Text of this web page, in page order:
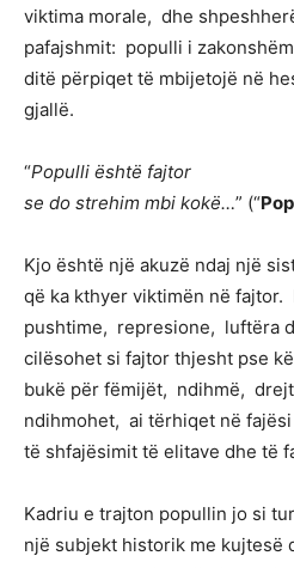
viktima morale, dhe
pafajshmit: populli i
ditë përpiqet të mbijetojë në
gjallë.
“Populli është fajtor
se do strehim mbi kokë…” (“
Kjo është një akuzë ndaj një
që ka kthyer viktimën në
pushtime, represione, luftëra
cilësohet si fajtor thjesht pse
bukë për fëmijët, ndihmë,
ndihmohet, ai tërhiqet në
të shfajësimit të elitave dhe të
Kadriu e trajton popullin jo si
një subjekt historik me kujtesë